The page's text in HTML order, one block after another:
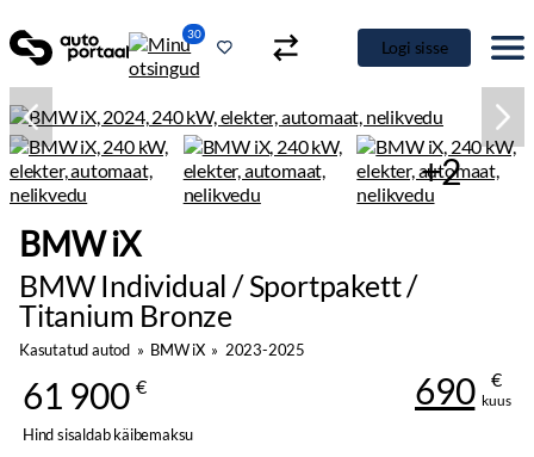
30
Logi sisse
+2
BMW iX
BMW Individual / Sportpakett /
Titanium Bronze
Kasutatud autod » BMW iX» 2023-2025
61 900 € 690 €
kuus
Hind sisaldab käibemaksu